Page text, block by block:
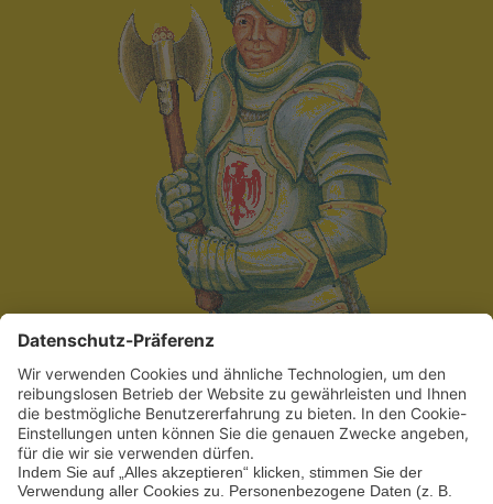
15.05.2027–17.05.2027
Ritterfest im
Schlosspark
Oranienburg